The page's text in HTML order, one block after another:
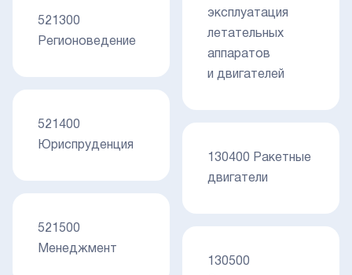
521300
Регионоведение
521400
Юриспруденция
521500
Менеджмент
эксплуатация
летательных
аппаратов
и двигателей
130400 Ракетные
двигатели
130500